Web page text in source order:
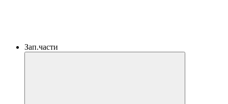
Зап.части